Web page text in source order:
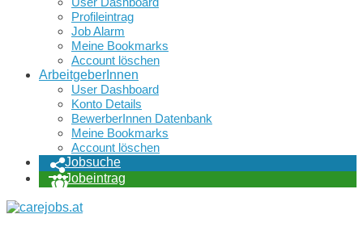
Profileintrag
Job Alarm
Meine Bookmarks
Account löschen
ArbeitgeberInnen
User Dashboard
Konto Details
BewerberInnen Datenbank
Meine Bookmarks
Account löschen
Jobsuche
Jobeintrag